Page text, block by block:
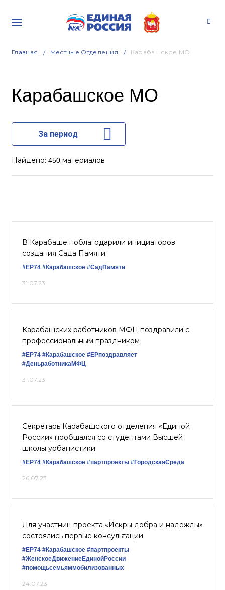
Главная Местные Отделения Карабашское МО
Карабашское МО
За период
Найдено: 450 материалов
В Карабаше поблагодарили инициаторов
создания Сада Памяти
#ЕР74 #Карабашское #СадПамяти
31.07.23
Карабашских работников МФЦ поздравили с
профессиональным праздником
#ЕР74 #Карабашское #ЕРпоздравляет
#ДеньработникаМФЦ
31.07.23
Секретарь Карабашского отделения «Единой
России» пообщался со студентами Высшей
школы урбанистики
#ЕР74 #Карабашское #партпроекты #ГородскаяСреда
26.07.23
Для участниц проекта «Искры добра и надежды»
состоялись первые консультации
#ЕР74 #Карабашское #партпроекты
#ЖенскоеДвижениеЕдинойРоссии
#помощьсемьяммобилизованных
24.07.23